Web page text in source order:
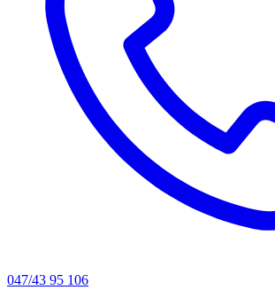
047/43 95 106